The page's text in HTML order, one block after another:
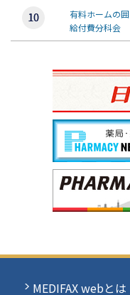
有料ホームの
給付費分科会
MEDIFAX webとは